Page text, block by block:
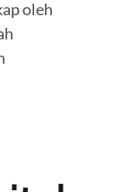
oleh